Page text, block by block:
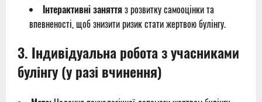
Інтерактивні заняттяз розвитку самооцінки та
впевненості, щоб знизити ризик стати жертвою булінгу.
3. Індивідуальна робота з учасниками
булінгу (у разі вчинення)